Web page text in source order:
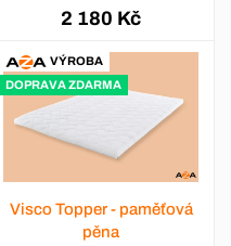
2 180 Kč
VÝROBA
DOPRAVA ZDARMA
Visco Topper - paměťová
pěna